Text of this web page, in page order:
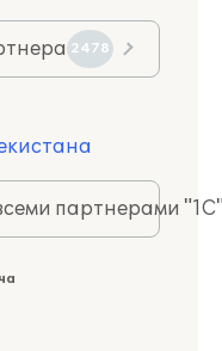
2478
партнерами